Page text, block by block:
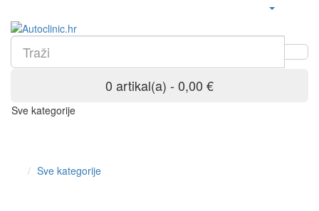
0 artikal(a) - 0,00 €
Sve kategorije
Sve kategorije